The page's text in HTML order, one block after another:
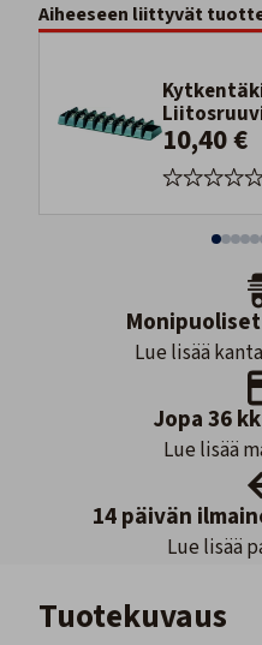
Aiheeseen liittyvät
10,40 €
Lue lisää
Jopa 36
Lue lisää
14 päivän
Lue lisää
Tuotekuvaus